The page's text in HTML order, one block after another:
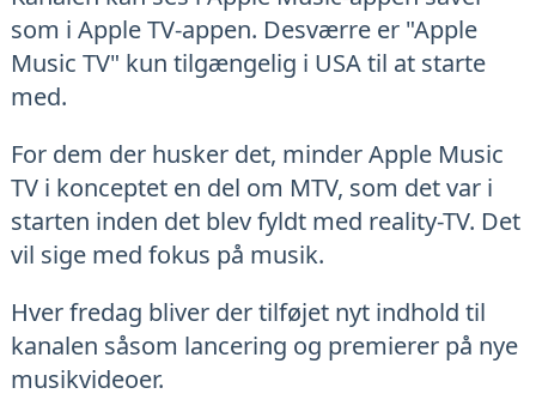
som i Apple TV-appen. Desværre er "Apple
Music TV" kun tilgængelig i USA til at starte
med.
For dem der husker det, minder Apple Music
TV i konceptet en del om MTV, som det var i
starten inden det blev fyldt med reality-TV. Det
vil sige med fokus på musik.
Hver fredag bliver der tilføjet nyt indhold til
kanalen såsom lancering og premierer på nye
musikvideoer.